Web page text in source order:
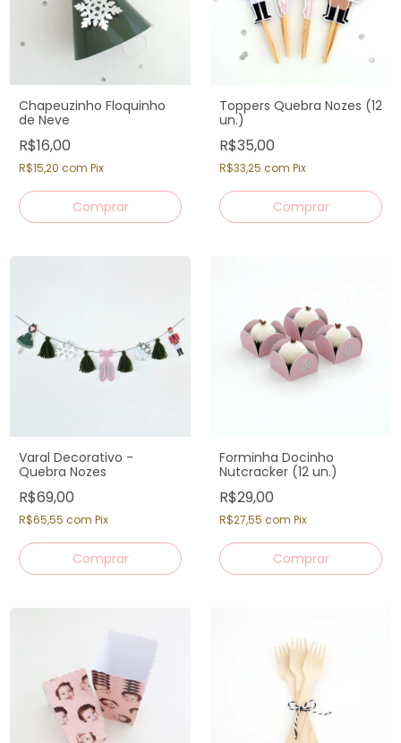
Chapeuzinho Floquinho
de Neve
R$16,00
R$15,20 com Pix
Toppers Quebra Nozes (12
un.)
R$35,00
R$33,25 com Pix
Varal Decorativo -
Quebra Nozes
R$69,00
R$65,55 com Pix
Forminha Docinho
Nutcracker (12 un.)
R$29,00
R$27,55 com Pix